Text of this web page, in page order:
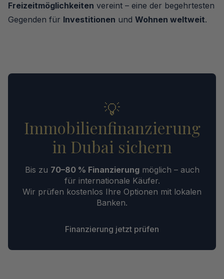
Freizeitmöglichkeiten vereint – eine der begehrtesten
Gegenden für Investitionen und Wohnen weltweit.
💡
Immobilienfinanzierung
in Dubai sichern
Bis zu 70–80 % Finanzierungmöglich – auch
für internationale Käufer.
Wir prüfen kostenlos Ihre Optionen mit lokalen
Banken.
Finanzierung jetzt prüfen